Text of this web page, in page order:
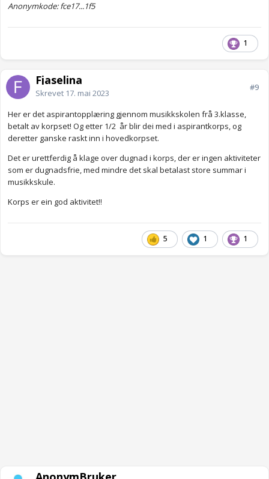
Anonymkode: fce17...1f5
1
Fjaselina
Skrevet 17. mai 2023
#9
Her er det aspirantopplæring gjennom musikkskolen frå 3.klasse,
betalt av korpset! Og etter 1/2 år blir dei med i aspirantkorps, og
deretter ganske raskt inn i hovedkorpset.
Det er urettferdig å klage over dugnad i korps, der er ingen aktiviteter
som er dugnadsfrie, med mindre det skal betalast store summar i
musikkskule.
Korps er ein god aktivitet!!
5 1 1